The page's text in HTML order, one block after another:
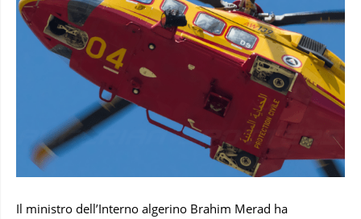
Il ministro dell’Interno algerino Brahim Merad ha